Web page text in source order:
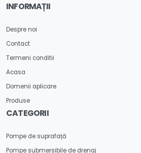
INFORMAȚII
Despre noi
Contact
Termeni conditii
Acasa
Domenii aplicare
Produse
CATEGORII
Pompe de suprafață
Pompe submersibile de drenaj